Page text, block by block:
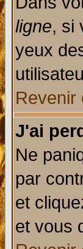
ligne, si
yeux
Revenir
J'ai
Ne
par
et
et vous